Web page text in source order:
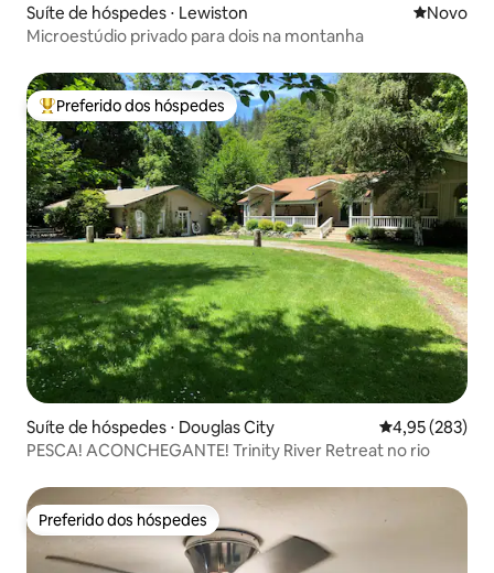
Suíte de hóspedes ⋅ Lewiston Novo
Novo
Microestúdio privado para dois na montanha
Entre os melhores preferidos dos hóspedes
Preferido dos hóspedes
Suíte de hóspedes ⋅ Douglas City 4,95 de uma
4,95 (283)
PESCA! ACONCHEGANTE! Trinity River Retreat no rio
Preferido dos hóspedes
Preferido dos hóspedes